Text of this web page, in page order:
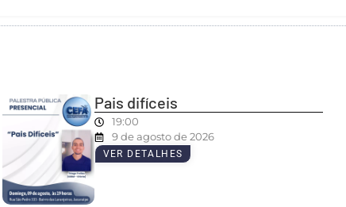
Pais difíceis
19:00
9 de agosto de 2026
VER DETALHES